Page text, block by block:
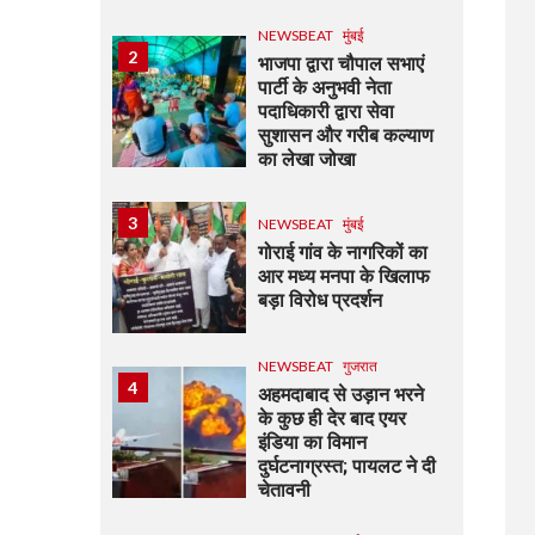
2
NEWSBEAT मुंबई
भाजपा द्वारा चौपाल सभाएं
पार्टी के अनुभवी नेता
पदाधिकारी द्वारा सेवा
सुशासन और गरीब कल्याण
का लेखा जोखा
3 NEWSBEAT मुंबई
गोराई गांव के नागरिकों का
आर मध्य मनपा के खिलाफ
बड़ा विरोध प्रदर्शन
4
NEWSBEAT गुजरात
अहमदाबाद से उड़ान भरने
के कुछ ही देर बाद एयर
इंडिया का विमान
दुर्घटनाग्रस्त; पायलट ने दी
चेतावनी